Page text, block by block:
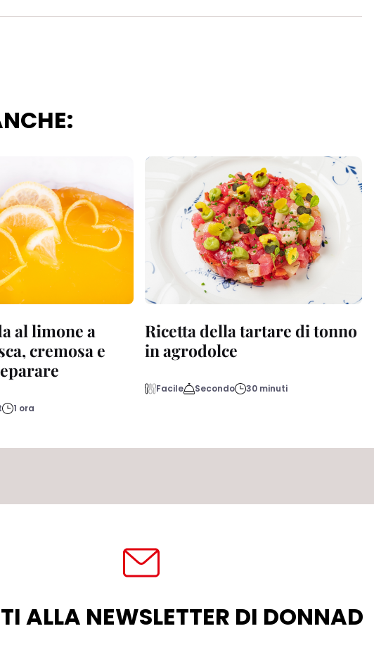
al limone a
cremosa e
1 ora
Ricetta della tartare di tonno
in agrodolce
Facile Secondo 30 minuti
ALLA NEWSLETTER DI DONNAD